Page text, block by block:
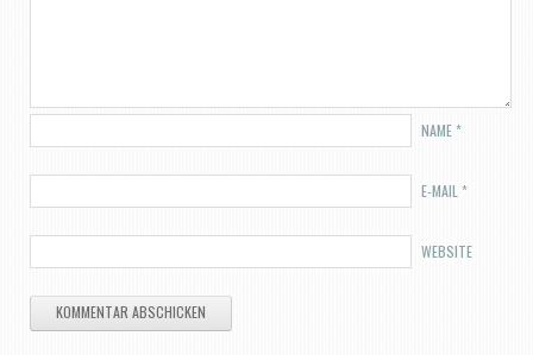
NAME*
E-MAIL *
WEBSITE